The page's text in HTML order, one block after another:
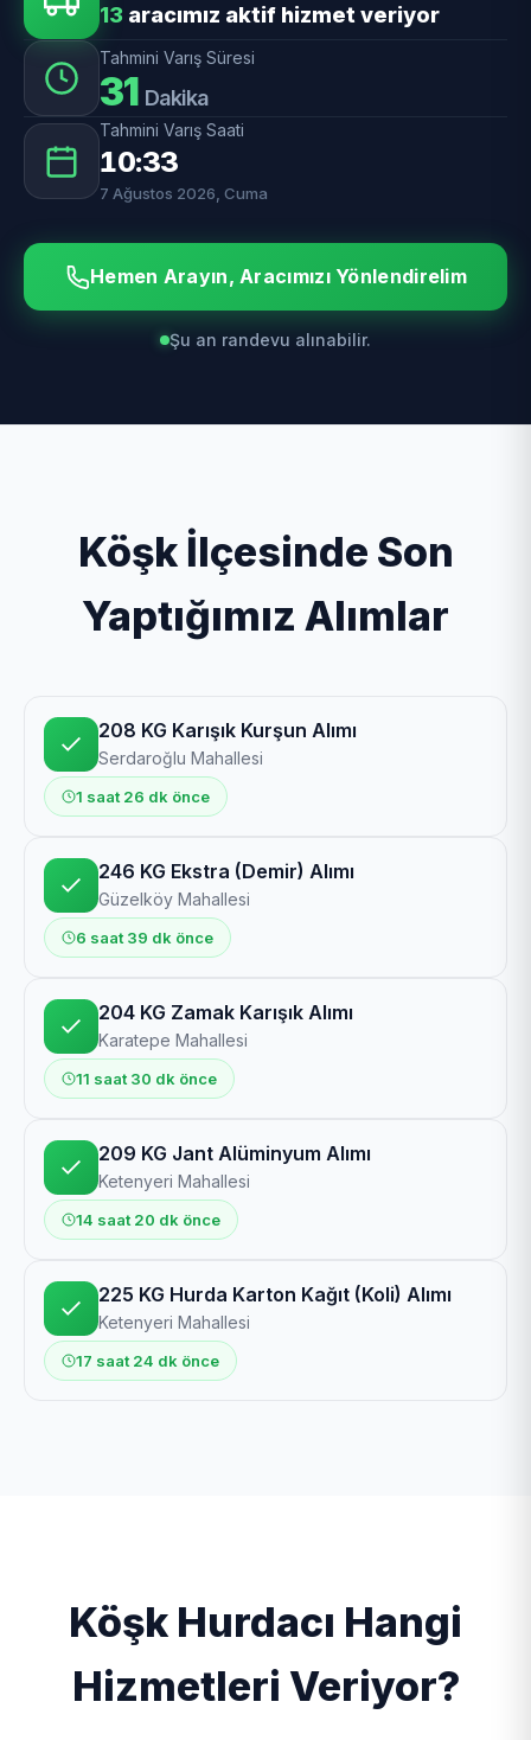
13 aracımız aktif hizmet veriyor
Tahmini Varış Süresi
31 Dakika
Tahmini Varış Saati
10:33
7 Ağustos 2026, Cuma
Hemen Arayın, Aracımızı Yönlendirelim
Şu an randevu alınabilir.
Köşk İlçesinde Son
Yaptığımız Alımlar
208 KG Karışık Kurşun Alımı
Serdaroğlu Mahallesi
1 saat 26 dk önce
246 KG Ekstra (Demir) Alımı
Güzelköy Mahallesi
6 saat 39 dk önce
204 KG Zamak Karışık Alımı
Karatepe Mahallesi
11 saat 30 dk önce
209 KG Jant Alüminyum Alımı
Ketenyeri Mahallesi
14 saat 20 dk önce
225 KG Hurda Karton Kağıt (Koli) Alımı
Ketenyeri Mahallesi
17 saat 24 dk önce
Köşk Hurdacı Hangi
Hizmetleri Veriyor?